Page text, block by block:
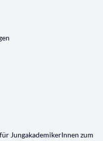
JungakademikerInnen zum